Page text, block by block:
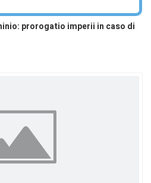
prorogatio imperii in caso di